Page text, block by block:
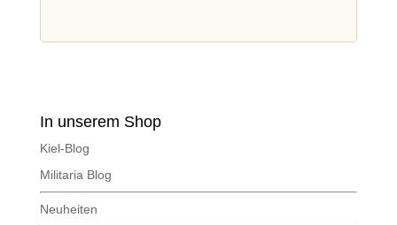
In unserem Shop
Kiel-Blog
Militaria Blog
Neuheiten